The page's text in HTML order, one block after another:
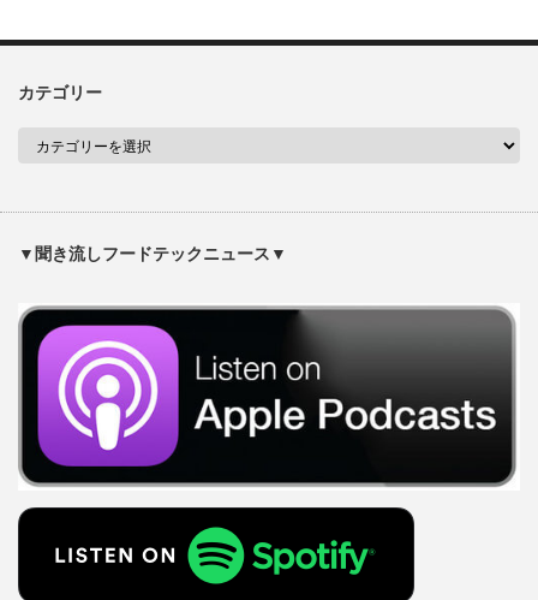
カテゴリー
▼聞き流しフードテックニュース▼